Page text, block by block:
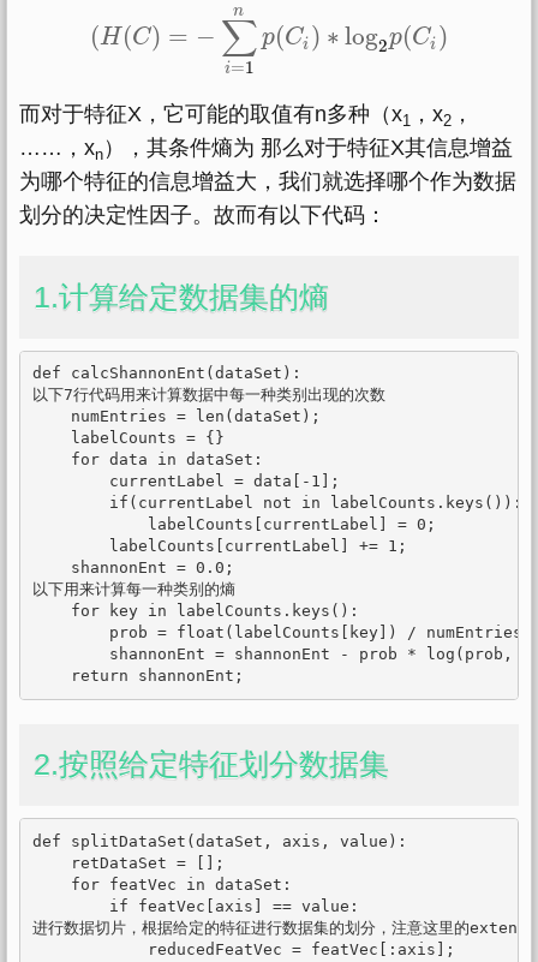
(H (C) = − ∑
i=1
n
p(Ci ) ∗ log2p(Ci )
( H(C)= −∑ =1 p(Ci)∗ log2p(Ci)
而对于特征X，它可能的取值有n多种（x1 ，x2 ，
……，xn ），其条件熵为 那么对于特征X其信息增益
为哪个特征的信息增益大，我们就选择哪个作为数据
划分的决定性因子。故而有以下代码：
1.计算给定数据集的熵
def calcShannonEnt(dataSet):
以下7行代码用来计算数据中每一种类别出现的次数
    numEntries = len(dataSet);
    labelCounts = {}
    for data in dataSet:
        currentLabel = data[-1];
        if(currentLabel not in labelCounts.keys()):
            labelCounts[currentLabel] = 0;
        labelCounts[currentLabel] += 1;
    shannonEnt = 0.0;
以下用来计算每一种类别的熵
    for key in labelCounts.keys():
        prob = float(labelCounts[key]) / numEntries;
shannonEnt = shannonEnt - prob * log(prob,
    return shannonEnt;
2.按照给定特征划分数据集
def splitDataSet(dataSet, axis, value):
    retDataSet = [];
    for featVec in dataSet:
        if featVec[axis] == value:
进行数据切片，根据给定的特征进行数据集的划分，注意这里
            reducedFeatVec = featVec[:axis];